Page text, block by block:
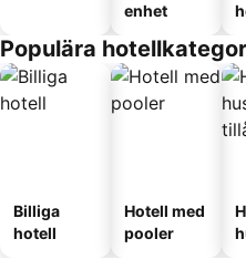
enhet
Populära
Billiga
hotell
Hotell med
pooler